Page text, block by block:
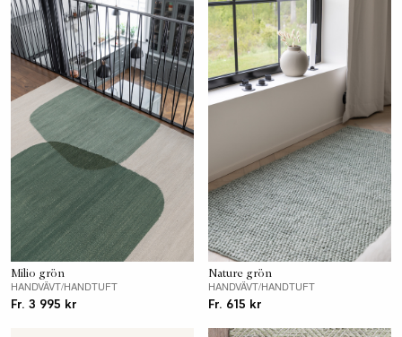
Milio grön
HANDVÄVT/HANDTUFT
Fr. 3 995 kr
Nature grön
HANDVÄVT/HANDTUFT
Fr. 615 kr